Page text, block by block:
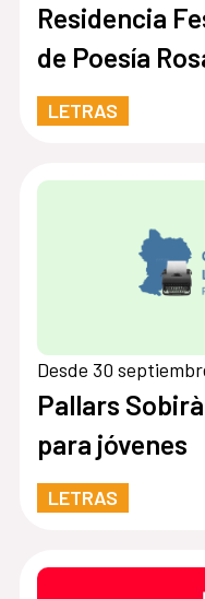
Residencia
de Poesía
LETRAS
Desde 30
Pallars
para jóvenes
LETRAS